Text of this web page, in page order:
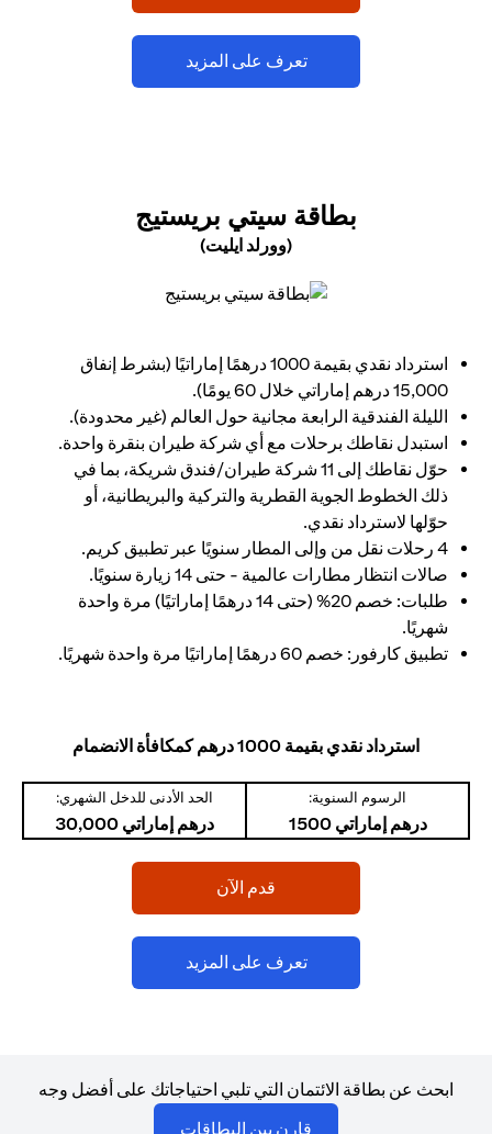
تعرف على المزيد
بطاقة سيتي بريستيج
(وورلد ايليت)
استرداد نقدي بقيمة 1000 درهمًا إماراتيًا (بشرط إنفاق
15,000 درهم إماراتي خلال 60 يومًا).
الليلة الفندقية الرابعة مجانية حول العالم (غير محدودة).
استبدل نقاطك برحلات مع أي شركة طيران بنقرة واحدة.
حوّل نقاطك إلى 11 شركة طيران/فندق شريكة، بما في
ذلك الخطوط الجوية القطرية والتركية والبريطانية، أو
حوّلها لاسترداد نقدي.
4 رحلات نقل من وإلى المطار سنويًا عبر تطبيق كريم.
صالات انتظار مطارات عالمية - حتى 14 زيارة سنويًا.
طلبات: خصم 20% (حتى 14 درهمًا إماراتيًا) مرة واحدة
شهريًا.
تطبيق كارفور: خصم 60 درهمًا إماراتيًا مرة واحدة شهريًا.
استرداد نقدي بقيمة 1000 درهم كمكافأة الانضمام
الرسوم السنوية:
درهم إماراتي 1500
الحد الأدنى للدخل الشهري:
درهم إماراتي 30,000
قدم الآن
تعرف على المزيد
ابحث عن بطاقة الائتمان التي تلبي احتياجاتك على أفضل وجه
قارن بين البطاقات